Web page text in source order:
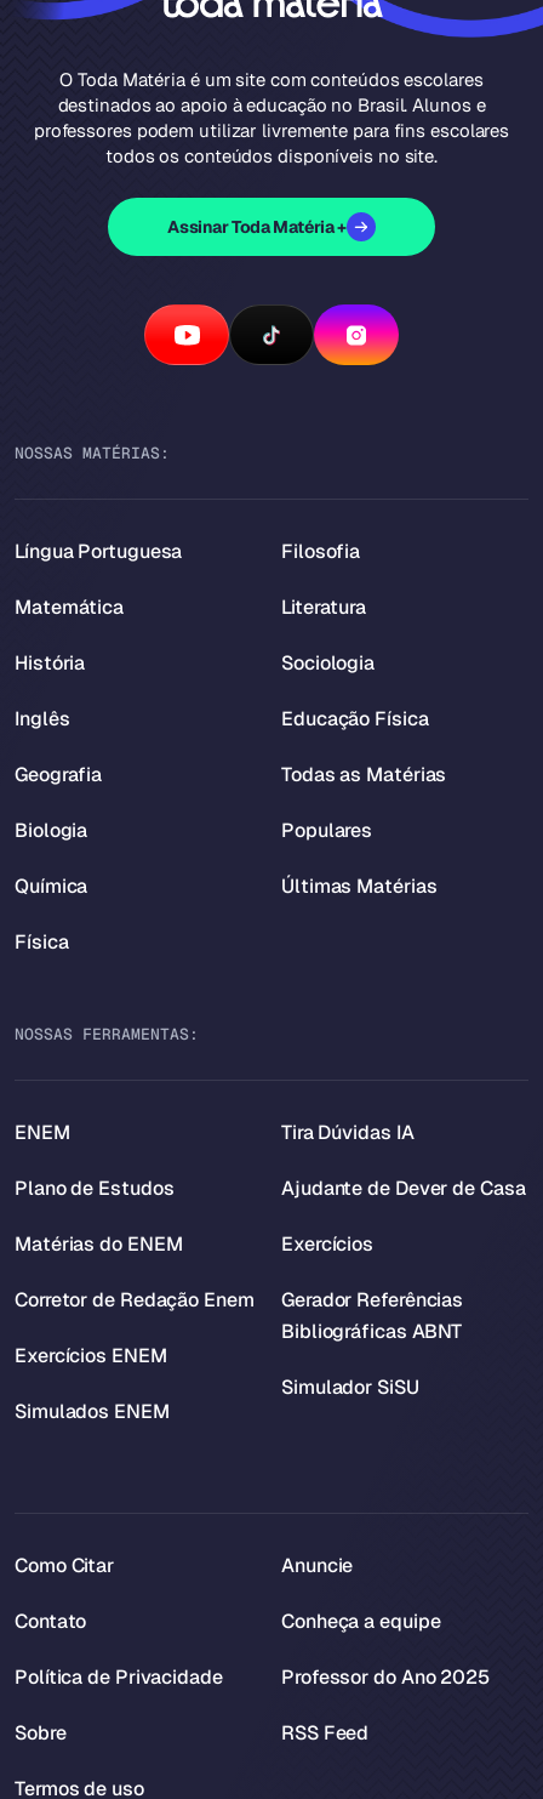
O Toda Matéria é um site com conteúdos escolares
destinados ao apoio à educação no Brasil. Alunos e
professores podem utilizar livremente para fins escolares
todos os conteúdos disponíveis no site.
Assinar Toda Matéria +
NOSSAS MATÉRIAS:
Língua Portuguesa
Matemática
História
Inglês
Geografia
Biologia
Química
Física
Filosofia
Literatura
Sociologia
Educação Física
Todas as Matérias
Populares
Últimas Matérias
NOSSAS FERRAMENTAS:
ENEM
Plano de Estudos
Matérias do ENEM
Corretor de Redação Enem
Exercícios ENEM
Simulados ENEM
Tira Dúvidas IA
Ajudante de Dever de Casa
Exercícios
Gerador Referências
Bibliográficas ABNT
Simulador SiSU
Como Citar
Contato
Política de Privacidade
Sobre
Termos de uso
Anuncie
Conheça a equipe
Professor do Ano 2025
RSS Feed